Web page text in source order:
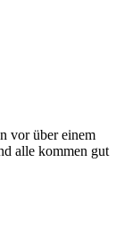
vor über einem
alle kommen gut